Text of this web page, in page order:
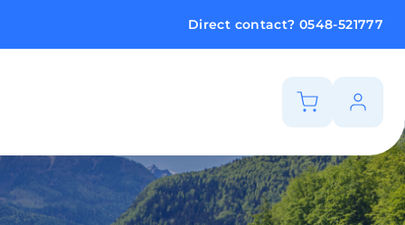
Direct contact? 0548-521777